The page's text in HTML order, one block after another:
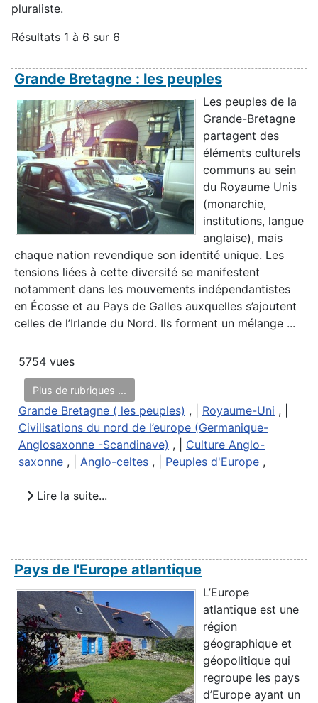
pluraliste.
Résultats 1 à 6 sur 6
Grande Bretagne : les peuples
Les peuples de la
Grande-Bretagne
partagent des
éléments culturels
communs au sein
du Royaume Unis
(monarchie,
institutions, langue
anglaise), mais
chaque nation revendique son identité unique. Les
tensions liées à cette diversité se manifestent
notamment dans les mouvements indépendantistes
en Écosse et au Pays de Galles auxquelles s’ajoutent
celles de l’Irlande du Nord. Ils forment un mélange ...
5754 vues
Plus de rubriques ...
Grande Bretagne ( les peuples) , | Royaume-Uni , |
Civilisations du nord de l’europe (Germanique-
Anglosaxonne -Scandinave) , | Culture Anglo-
saxonne , | Anglo-celtes , | Peuples d'Europe ,
Lire la suite...
Pays de l'Europe atlantique
L’Europe
atlantique est une
région
géographique et
géopolitique qui
regroupe les pays
d’Europe ayant un